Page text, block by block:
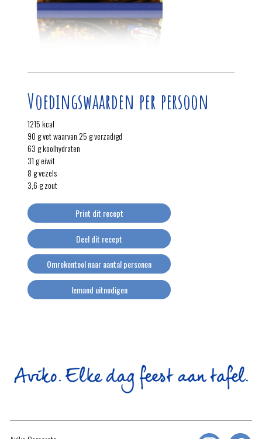
Voedingswaarden per persoon
1215 kcal
90 g vet waarvan 25 g verzadigd
63 g koolhydraten
31 g eiwit
8 g vezels
3,6 g zout
Print dit recept
Deel dit recept
Omrekentool naar aantal personen
Iemand uitnodigen